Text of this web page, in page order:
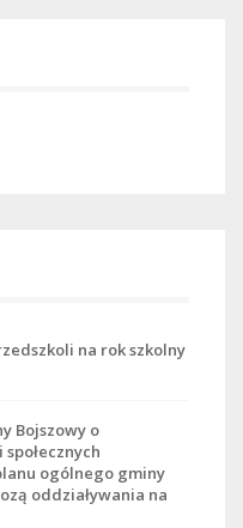
na rok szkolny
Bojszowy o
ogólnego gminy
oddziaływania na